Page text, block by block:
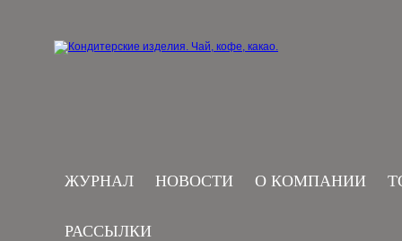
ЖУРНАЛ НОВОСТИ О КОМПАНИИ
РАССЫЛКИ